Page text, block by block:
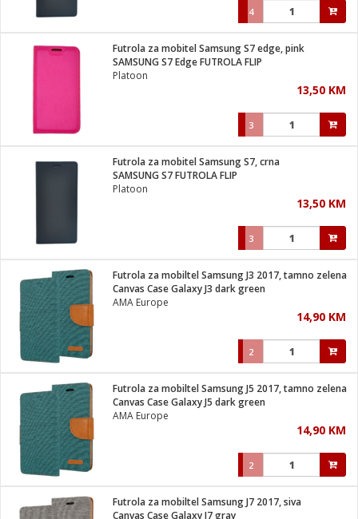
4
Futrola za mobitel Samsung S7 edge, pink
SAMSUNG S7 Edge FUTROLA FLIP
Platoon
13,50 KM
3
Futrola za mobitel Samsung S7, crna
SAMSUNG S7 FUTROLA FLIP
Platoon
13,50 KM
3
Futrola za mobiltel Samsung J3 2017, tamno zelena
Canvas Case Galaxy J3 dark green
AMA Europe
14,90 KM
2
Futrola za mobiltel Samsung J5 2017, tamno zelena
Canvas Case Galaxy J5 dark green
AMA Europe
14,90 KM
2
Futrola za mobiltel Samsung J7 2017, siva
Canvas Case Galaxy J7 gray